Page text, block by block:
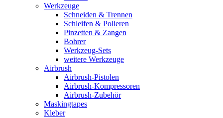
Werkzeuge
Schneiden & Trennen
Schleifen & Polieren
Pinzetten & Zangen
Bohrer
Werkzeug-Sets
weitere Werkzeuge
Airbrush
Airbrush-Pistolen
Airbrush-Kompressoren
Airbrush-Zubehör
Maskingtapes
Kleber